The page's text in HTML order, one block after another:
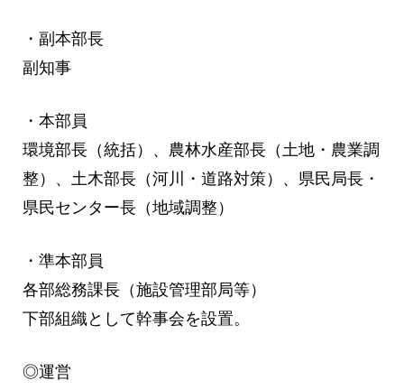
・副本部長
副知事
・本部員
環境部長（統括）、農林水産部長（土地・農業調
整）、土木部長（河川・道路対策）、県民局長・
県民センター長（地域調整）
・準本部員
各部総務課長（施設管理部局等）
下部組織として幹事会を設置。
◎運営